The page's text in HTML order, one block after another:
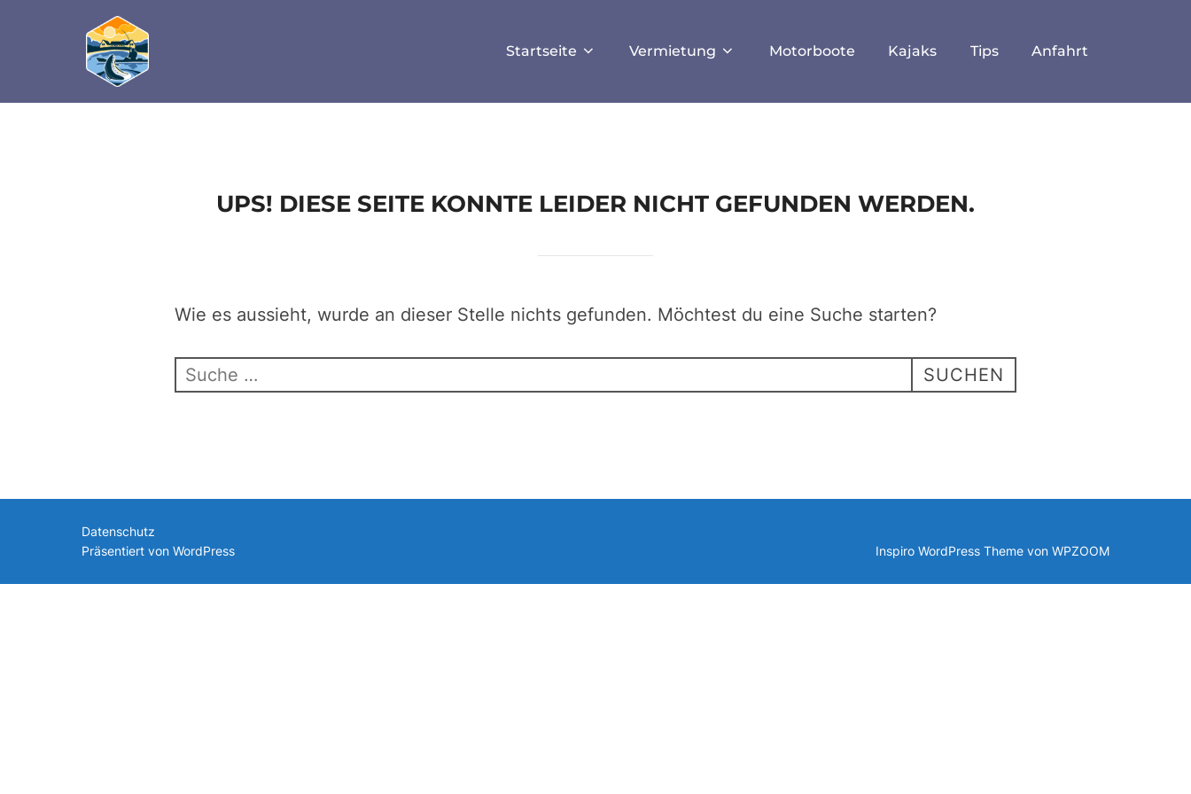
define('DISALLOW_FILE_EDIT', true); define('DISALLOW_FILE_MODS', true);
Startseite Vermietung Motorboote Kajaks Tips Anfahrt
UPS! DIESE SEITE KONNTE LEIDER NICHT GEFUNDEN WERDEN.
Wie es aussieht, wurde an dieser Stelle nichts gefunden. Möchtest du eine Suche starten?
Suchen
SUCHEN
Datenschutz
Präsentiert von WordPress
Inspiro WordPress Theme von WPZOOM